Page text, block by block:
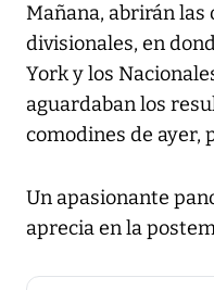
Mañana, abrirán las
divisionales, en
York y los
aguardaban los
comodines de ayer,
Un apasionante
aprecia en la